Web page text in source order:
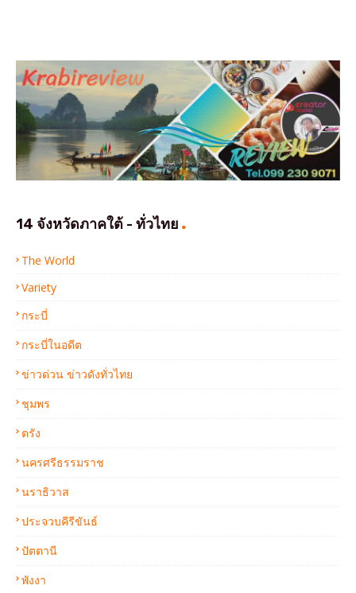
14 จังหวัดภาคใต้ - ทั่วไทย
The World
Variety
กระบี่
กระบี่ในอดีต
ข่าวด่วน ข่าวดังทั่วไทย
ชุมพร
ตรัง
นครศรีธรรมราช
นราธิวาส
ประจวบคีรีขันธ์
ปัตตานี
พังงา